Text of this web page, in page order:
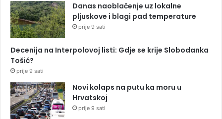
Danas naoblačenje uz lokalne
pljuskove i blagi pad temperature
prije 9 sati
Decenija na Interpolovoj listi: Gdje se krije Slobodanka
Tošić?
prije 9 sati
Novi kolaps na putu ka moru u
Hrvatskoj
prije 9 sati